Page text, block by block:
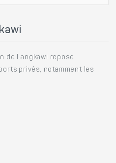
de Langkawi repose
privés, notamment les